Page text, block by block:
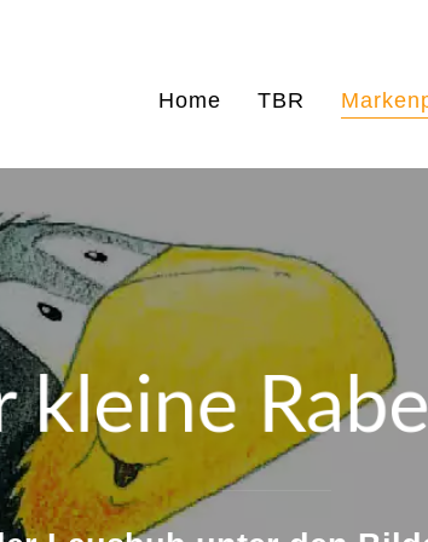
Home TBR
kleine